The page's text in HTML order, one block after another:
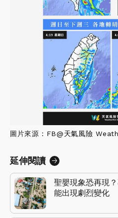
圖片來源 ：FB@天氣風險
延伸閱讀
聖嬰現象恐再現
能出現劇烈變化